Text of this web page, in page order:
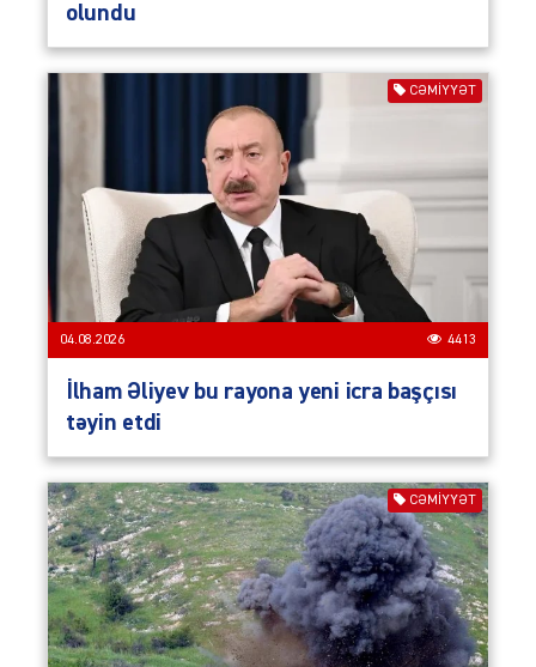
olundu
CƏMIYYƏT
04.08.2026 4413
İlham Əliyev bu rayona yeni icra başçısı
təyin etdi
CƏMIYYƏT